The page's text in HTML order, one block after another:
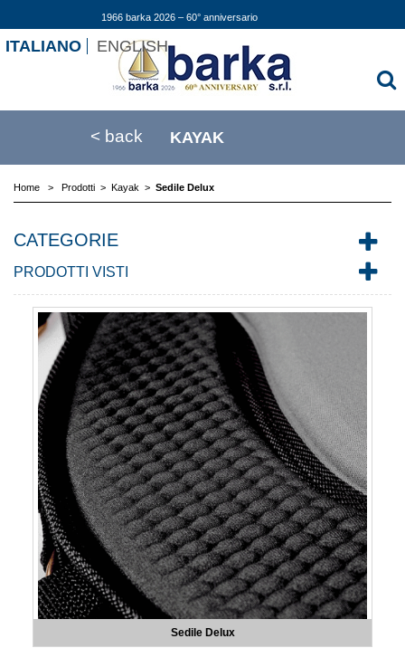
1966 barka 2026 – 60° anniversario
ITALIANO ENGLISH
< back KAYAK
Home > Prodotti > Kayak > Sedile Delux
CATEGORIE
PRODOTTI VISTI
Sedile Delux